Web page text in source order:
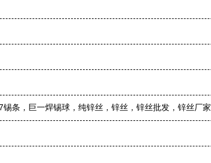
条，巨一焊锡球，纯锌丝，锌丝，锌丝批发，锌丝厂家